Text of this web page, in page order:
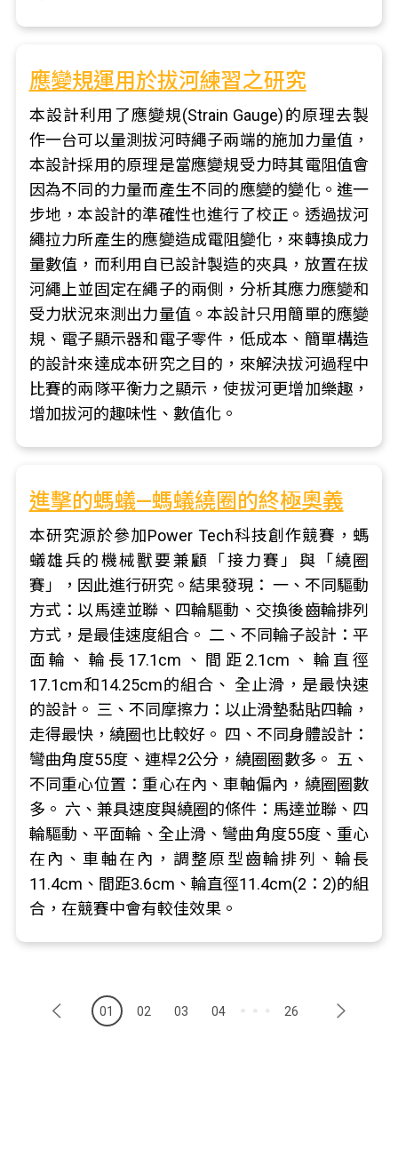
應變規運用於拔河練習之研究
本設計利用了應變規(Strain Gauge)的原理去製
作一台可以量測拔河時繩子兩端的施加力量值，
本設計採用的原理是當應變規受力時其電阻值會
因為不同的力量而產生不同的應變的變化。進一
步地，本設計的準確性也進行了校正。透過拔河
繩拉力所產生的應變造成電阻變化，來轉換成力
量數值，而利用自已設計製造的夾具，放置在拔
河繩上並固定在繩子的兩側，分析其應力應變和
受力狀況來測出力量值。本設計只用簡單的應變
規、電子顯示器和電子零件，低成本、簡單構造
的設計來達成本研究之目的，來解決拔河過程中
比賽的兩隊平衡力之顯示，使拔河更增加樂趣，
增加拔河的趣味性、數值化。
進擊的螞蟻—螞蟻繞圈的終極奧義
本研究源於參加Power Tech科技創作競賽，螞
蟻雄兵的機械獸要兼顧「接力賽」與「繞圈
賽」，因此進行研究。結果發現： 一、不同驅動
方式：以馬達並聯、四輪驅動、交換後齒輪排列
方式，是最佳速度組合。 二、不同輪子設計：平
面輪、輪長17.1cm、間距2.1cm、輪直徑
17.1cm和14.25cm的組合、 全止滑，是最快速
的設計。 三、不同摩擦力：以止滑墊黏貼四輪，
走得最快，繞圈也比較好。 四、不同身體設計：
彎曲角度55度、連桿2公分，繞圈圈數多。 五、
不同重心位置：重心在內、車軸偏內，繞圈圈數
多。 六、兼具速度與繞圈的條件：馬達並聯、四
輪驅動、平面輪、全止滑、彎曲角度55度、重心
在內、車軸在內，調整原型齒輪排列、輪長
11.4cm、間距3.6cm、輪直徑11.4cm(2：2)的組
合，在競賽中會有較佳效果。
01 02 03 04 26